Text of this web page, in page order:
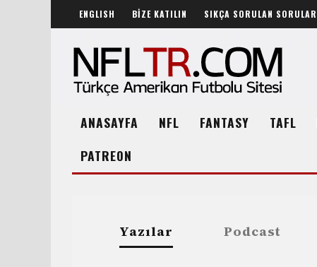
ENGLISH BİZE KATILIN SIKÇA SORULAN SORULAR
ANASAYFA NFL FANTASY TAFL
PATREON
Yazılar Podcast